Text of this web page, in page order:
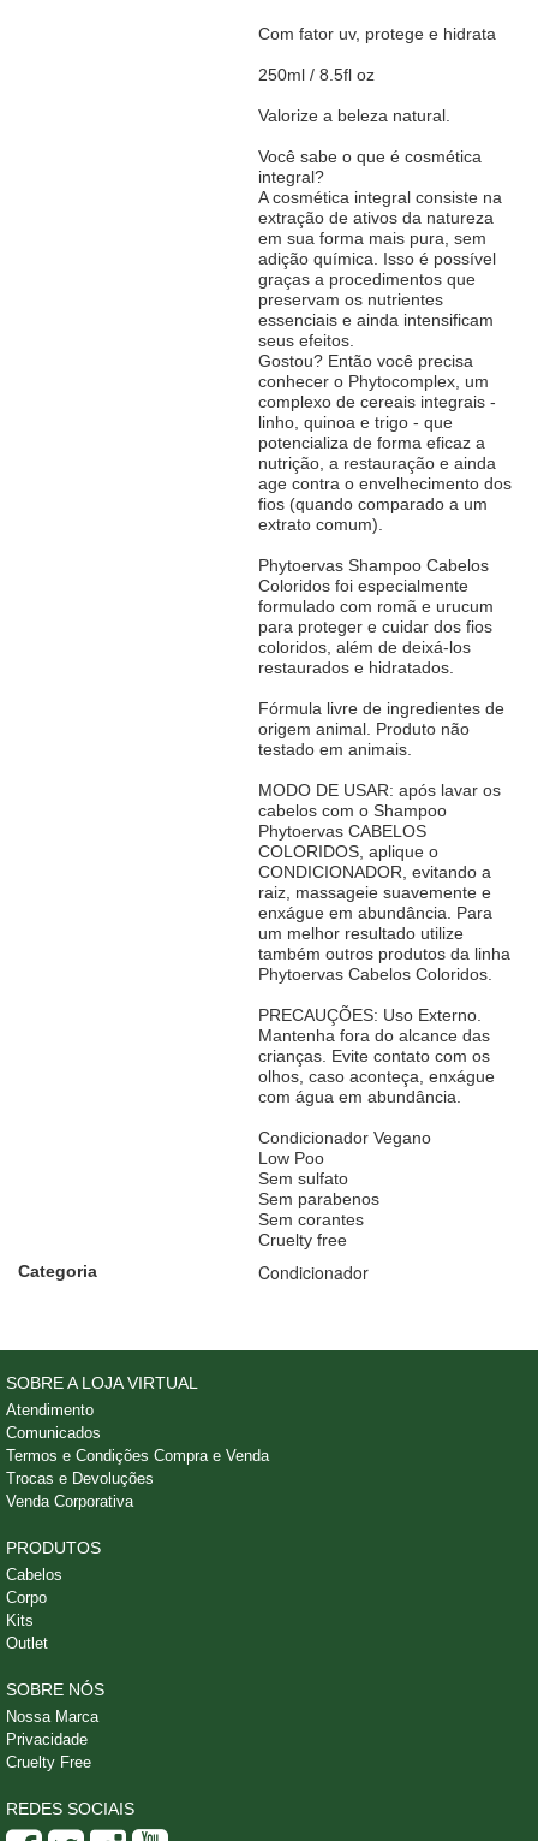
Com fator uv, protege e hidrata
250ml / 8.5fl oz
Valorize a beleza natural.
Você sabe o que é cosmética
integral?
A cosmética integral consiste na
extração de ativos da natureza
em sua forma mais pura, sem
adição química. Isso é possível
graças a procedimentos que
preservam os nutrientes
essenciais e ainda intensificam
seus efeitos.
Gostou? Então você precisa
conhecer o Phytocomplex, um
complexo de cereais integrais -
linho, quinoa e trigo - que
potencializa de forma eficaz a
nutrição, a restauração e ainda
age contra o envelhecimento dos
fios (quando comparado a um
extrato comum).
Phytoervas Shampoo Cabelos
Coloridos foi especialmente
formulado com romã e urucum
para proteger e cuidar dos fios
coloridos, além de deixá-los
restaurados e hidratados.
Fórmula livre de ingredientes de
origem animal. Produto não
testado em animais.
MODO DE USAR: após lavar os
cabelos com o Shampoo
Phytoervas CABELOS
COLORIDOS, aplique o
CONDICIONADOR, evitando a
raiz, massageie suavemente e
enxágue em abundância. Para
um melhor resultado utilize
também outros produtos da linha
Phytoervas Cabelos Coloridos.
PRECAUÇÕES: Uso Externo.
Mantenha fora do alcance das
crianças. Evite contato com os
olhos, caso aconteça, enxágue
com água em abundância.
Condicionador Vegano
Low Poo
Sem sulfato
Sem parabenos
Sem corantes
Cruelty free
Categoria
Condicionador
SOBRE A LOJA VIRTUAL
Atendimento
Comunicados
Termos e Condições Compra e Venda
Trocas e Devoluções
Venda Corporativa
PRODUTOS
Cabelos
Corpo
Kits
Outlet
SOBRE NÓS
Nossa Marca
Privacidade
Cruelty Free
REDES SOCIAIS